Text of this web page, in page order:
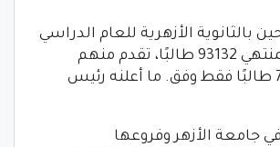
بالثانوية الأزهرية للعام الدراسي
2021 – 2022 المنتهي 93132 طالبًا، تقدم منهم
للتنسيق 78085 طالبًا فقط وفق. ما أعلنه رئيس
جامعة الأزهر وفروعها